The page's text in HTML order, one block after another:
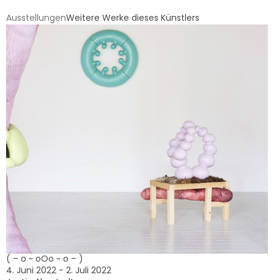
AusstellungenWeitere Werke dieses Künstlers
( – o ~ oOo ~ o – )
4. Juni 2022 - 2. Juli 2022